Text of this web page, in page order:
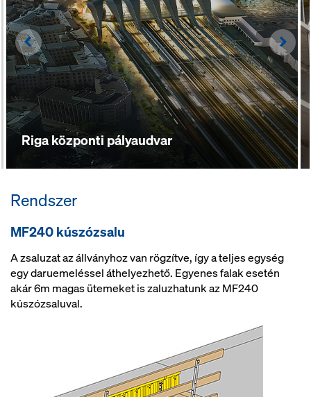
Riga központi pályaudvar
Left
Rendszer
MF240 kúszózsalu
A zsaluzat az állványhoz van rögzítve, így a teljes egység
egy daruemeléssel áthelyezhető. Egyenes falak esetén
akár 6m magas ütemeket is zaluzhatunk az MF240
kúszózsaluval.